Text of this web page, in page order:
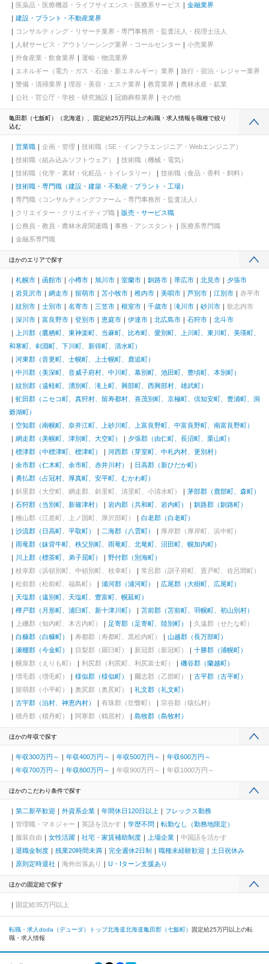
医薬品・医療機器・ライフサイエンス・医療系サービス
金融業界
建設・プラント・不動産業界
コンサルティング・リサーチ業界・専門事務所・監査法人・税理士法人
人材サービス・アウトソーシング業界・コールセンター
小売業界
外食産業・飲食業界
運輸・物流業界
エネルギー（電力・ガス・石油・新エネルギー）業界
旅行・宿泊・レジャー業界
警備・清掃業界
理容・美容・エステ業界 教育業界
農林水産・鉱業
公社・官公庁・学校・研究施設
冠婚葬祭業界 その他
亀田郡（七飯町）（北海道）、固定給25万円以上の転職・求人情報を職種で絞り
込む
営業職 企画・管理
技術職（SE・インフラエンジニア・Webエンジニア）
技術職（組み込みソフトウェア）
技術職（機械・電気）
技術職（化学・素材・化粧品・トイレタリー）
技術職（食品・香料・飼料）
技術職・専門職（建設・建築・不動産・プラント・工場）
専門職（コンサルティングファーム・専門事務所・監査法人）
クリエイター・クリエイティブ職
販売・サービス職
公務員・教員・農林水産関連職
事務・アシスタント
医療系専門職
金融系専門職
ほかのエリアで探す
札幌市 函館市 小樽市 旭川市 室蘭市 釧路市 帯広市 北見市
夕張市
岩見沢市
網走市 留萌市 苫小牧市 稚内市 美唄市 芦別市 江別市
赤平市
紋別市
士別市 名寄市 三笠市 根室市 千歳市 滝川市 砂川市
歌志内市
深川市
富良野市 登別市 恵庭市 伊達市 北広島市 石狩市
北斗市
上川郡（鷹栖町、東神楽町、当麻町、比布町、愛別町、上川町、東川町、美瑛町、
和寒町、剣淵町、下川町、新得町、清水町）
河東郡（音更町、士幌町、上士幌町、鹿追町）
中川郡（美深町、音威子府村、中川町、幕別町、池田町、豊頃町、本別町）
紋別郡（遠軽町、湧別町、滝上町、興部町、西興部村、雄武町）
虻田郡（ニセコ町、真狩村、留寿都村、喜茂別町、京極町、倶知安町、豊浦町、洞
爺湖町）
空知郡（南幌町、奈井江町、上砂川町、上富良野町、中富良野町、南富良野町）
網走郡（美幌町、津別町、大空町）
夕張郡（由仁町、長沼町、栗山町）
標津郡（中標津町、標津町）
河西郡（芽室町、中札内村、更別村）
余市郡（仁木町、余市町、赤井川村）
日高郡（新ひだか町）
勇払郡（占冠村、厚真町、安平町、むかわ町）
斜里郡（大空町、網走郡、斜里町、清里町、小清水町）
茅部郡（鹿部町、森町）
石狩郡（当別町、新篠津村）
岩内郡（共和町、岩内町）
釧路郡（釧路町）
檜山郡（江差町、上ノ国町、厚沢部町）
白老郡（白老町）
沙流郡（日高町、平取町）
二海郡（八雲町）
厚岸郡（厚岸町、浜中町）
雨竜郡（妹背牛町、秩父別町、雨竜町、北竜町、沼田町、幌加内町）
川上郡（標茶町、弟子屈町）
野付郡（別海町）
枝幸郡（浜頓別町、中頓別町、枝幸町）
常呂郡（訓子府町、置戸町、佐呂間町）
松前郡（松前町、福島町）
浦河郡（浦河町）
広尾郡（大樹町、広尾町）
天塩郡（遠別町、天塩町、豊富町、幌延町）
樺戸郡（月形町、浦臼町、新十津川町）
苫前郡（苫前町、羽幌町、初山別村）
上磯郡（知内町、木古内町）
足寄郡（足寄町、陸別町）
久遠郡（せたな町）
白糠郡（白糠町）
寿都郡（寿都町、黒松内町）
山越郡（長万部町）
瀬棚郡（今金町）
目梨郡（羅臼町） 新冠郡（新冠町）
十勝郡（浦幌町）
幌泉郡（えりも町）
利尻郡（利尻町、利尻富士町）
磯谷郡（蘭越町）
増毛郡（増毛町）
様似郡（様似町） 爾志郡（乙部町）
古平郡（古平町）
留萌郡（小平町）
奥尻郡（奥尻町）
礼文郡（礼文町）
古宇郡（泊村、神恵内村）
有珠郡（壮瞥町）
宗谷郡（猿払村）
積丹郡（積丹町）
阿寒郡（鶴居村） 島牧郡（島牧村）
ほかの年収で探す
年収300万円～ 年収400万円～ 年収500万円～
年収600万円～
年収700万円～
年収800万円～ 年収900万円～ 年収1000万円～
ほかのこだわり条件で探す
第二新卒歓迎 外資系企業 年間休日120日以上
フレックス勤務
管理職・マネジャー
英語を活かす 学歴不問
転勤なし（勤務地限定）
服装自由
女性活躍 社宅・家賃補助制度 上場企業
中国語を活かす
退職金制度
残業20時間未満 完全週休2日制 職種未経験歓迎
土日祝休み
原則定時退社
海外出張あり U・Iターン支援あり
ほかの固定給で探す
固定給35万円以上
転職・求人doda（デューダ）トップ北海道北海道亀田郡（七飯町） 固定給25万円以上の転
職・求人情報